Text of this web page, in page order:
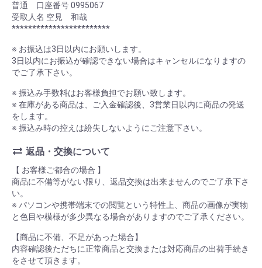
普通 口座番号 0995067
受取人名 空見 和哉
************************
※ お振込は3日以内にお願いします。
3日以内にお振込が確認できない場合はキャンセルになりますの
でご了承下さい。
※ 振込み手数料はお客様負担でお願い致します。
※ 在庫がある商品は、ご入金確認後、3営業日以内に商品の発送
をします。
※ 振込み時の控えは紛失しないようにご注意下さい。
返品・交換について
【 お客様ご都合の場合 】
商品に不備等がない限り、返品交換は出来ませんのでご了承下さ
い。
※ パソコンや携帯端末での閲覧という特性上、商品の画像が実物
と色目や模様が多少異なる場合がありますのでご了承ください。
【商品に不備、不足があった場合】
内容確認後ただちに正常商品と交換または対応商品の出荷手続き
をさせて頂きます。